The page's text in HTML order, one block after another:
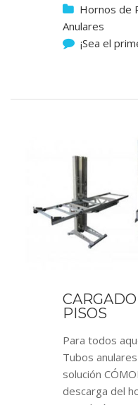
Hornos de
Anulares
¡Sea el
PISOS
Para todos
Tubos
solución
descarga del